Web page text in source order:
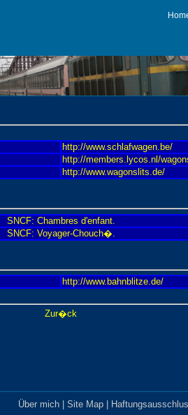
http://www.schlafwagen.be/
http://members.lycos.nl/
http://www.wagonslits.de/
SNCF: Chambres d'enfant.
SNCF: Voyager-Chouch�.
http://www.bahnblitze.de/
Zur�ck
Über mich Site Map